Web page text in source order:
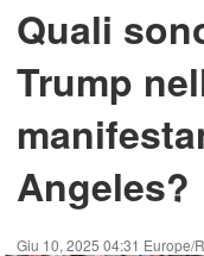
Quali
Trump
Angeles?
Giu 10, 2025 04:31 Europe/